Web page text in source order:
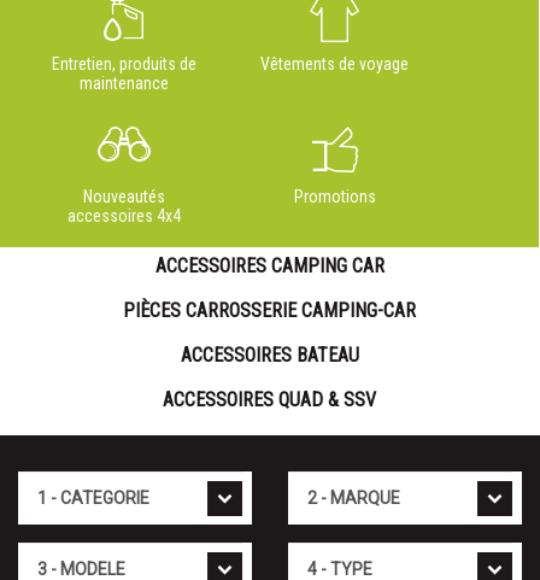
Entretien, produits de
maintenance
Vêtements de voyage
Nouveautés
accessoires 4x4
Promotions
ACCESSOIRES CAMPING CAR
PIÈCES CARROSSERIE CAMPING-CAR
ACCESSOIRES BATEAU
ACCESSOIRES QUAD & SSV